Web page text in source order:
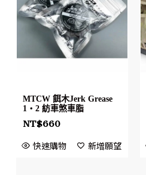
MTCW 餌木Jerk Grease
1・2 紡車煞車脂
NT$660
快速購物 新增願望